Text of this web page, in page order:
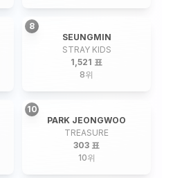
8
SEUNGMIN
STRAY KIDS
1,521 표
8위
10
PARK JEONGWOO
TREASURE
303 표
10위